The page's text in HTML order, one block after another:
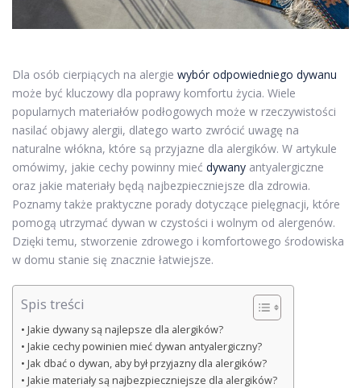
Dla osób cierpiących na alergie wybór odpowiedniego dywanu
może być kluczowy dla poprawy komfortu życia. Wiele
popularnych materiałów podłogowych może w rzeczywistości
nasilać objawy alergii, dlatego warto zwrócić uwagę na
naturalne włókna, które są przyjazne dla alergików. W artykule
omówimy, jakie cechy powinny mieć dywany antyalergiczne
oraz jakie materiały będą najbezpieczniejsze dla zdrowia.
Poznamy także praktyczne porady dotyczące pielęgnacji, które
pomogą utrzymać dywan w czystości i wolnym od alergenów.
Dzięki temu, stworzenie zdrowego i komfortowego środowiska
w domu stanie się znacznie łatwiejsze.
Spis treści
Jakie dywany są najlepsze dla alergików?
Jakie cechy powinien mieć dywan antyalergiczny?
Jak dbać o dywan, aby był przyjazny dla alergików?
Jakie materiały są najbezpieczniejsze dla alergików?